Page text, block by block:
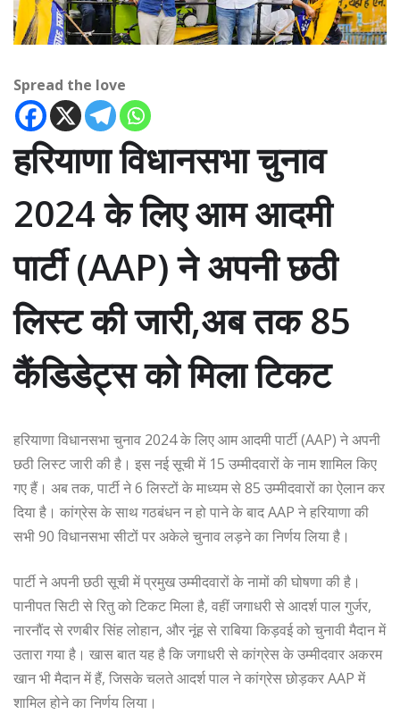
Spread the love
हरियाणा विधानसभा चुनाव
2024 के लिए आम आदमी
पार्टी (AAP) ने अपनी छठी
लिस्ट की जारी,अब तक 85
कैंडिडेट्स को मिला टिकट
हरियाणा विधानसभा चुनाव 2024 के लिए आम आदमी पार्टी (AAP) ने अपनी
छठी लिस्ट जारी की है। इस नई सूची में 15 उम्मीदवारों के नाम शामिल किए
गए हैं। अब तक, पार्टी ने 6 लिस्टों के माध्यम से 85 उम्मीदवारों का ऐलान कर
दिया है। कांग्रेस के साथ गठबंधन न हो पाने के बाद AAP ने हरियाणा की
सभी 90 विधानसभा सीटों पर अकेले चुनाव लड़ने का निर्णय लिया है।
पार्टी ने अपनी छठी सूची में प्रमुख उम्मीदवारों के नामों की घोषणा की है।
पानीपत सिटी से रितु को टिकट मिला है, वहीं जगाधरी से आदर्श पाल गुर्जर,
नारनौंद से रणबीर सिंह लोहान, और नूंह से राबिया किड़वई को चुनावी मैदान में
उतारा गया है। खास बात यह है कि जगाधरी से कांग्रेस के उम्मीदवार अकरम
खान भी मैदान में हैं, जिसके चलते आदर्श पाल ने कांग्रेस छोड़कर AAP में
शामिल होने का निर्णय लिया।